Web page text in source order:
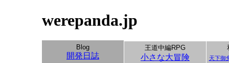
werepanda.jp
Blog
開発日誌
王道中編RPG
小さな大冒険 天下御